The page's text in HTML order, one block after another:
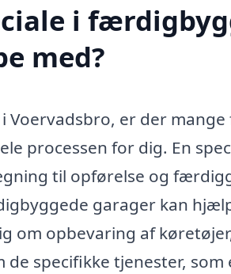
i
med?
er der mange
processen for dig. En
til opførelse og
garager kan
om opbevaring af
specifikke tjenester, som